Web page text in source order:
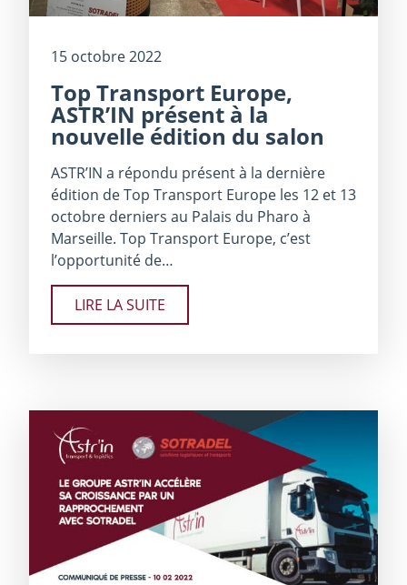
15 octobre 2022
Top Transport Europe,
ASTR’IN présent à la
nouvelle édition du salon
ASTR’IN a répondu présent à la dernière
édition de Top Transport Europe les 12 et 13
octobre derniers au Palais du Pharo à
Marseille. Top Transport Europe, c’est
l’opportunité de…
LIRE LA SUITE